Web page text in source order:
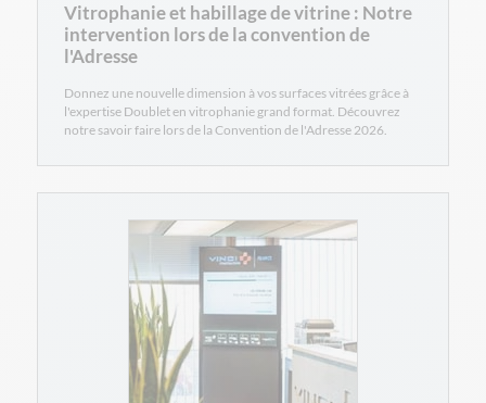
Vitrophanie et habillage de vitrine : Notre
intervention lors de la convention de
l'Adresse
Donnez une nouvelle dimension à vos surfaces vitrées grâce à
l'expertise Doublet en vitrophanie grand format. Découvrez
notre savoir faire lors de la Convention de l'Adresse 2026.